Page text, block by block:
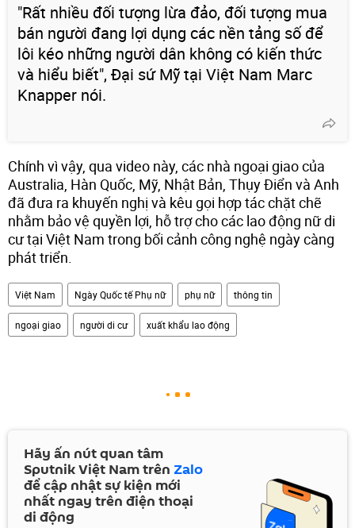
"Rất nhiều đối tượng lừa đảo, đối tượng mua
bán người đang lợi dụng các nền tảng số để
lôi kéo những người dân không có kiến thức
và hiểu biết", Đại sứ Mỹ tại Việt Nam Marc
Knapper nói.
Chính vì vậy, qua video này, các nhà ngoại giao của
Australia, Hàn Quốc, Mỹ, Nhật Bản, Thụy Điển và Anh
đã đưa ra khuyến nghị và kêu gọi hợp tác chặt chẽ
nhằm bảo vệ quyền lợi, hỗ trợ cho các lao động nữ di
cư tại Việt Nam trong bối cảnh công nghệ ngày càng
phát triển.
Việt Nam Ngày Quốc tế Phụ nữ phụ nữ thông tin
ngoại giao người di cư xuất khẩu lao động
Hãy ấn nút quan tâm
Sputnik Việt Nam trên Zalo
để cập nhật sự kiện mới
nhất ngay trên điện thoại
di động